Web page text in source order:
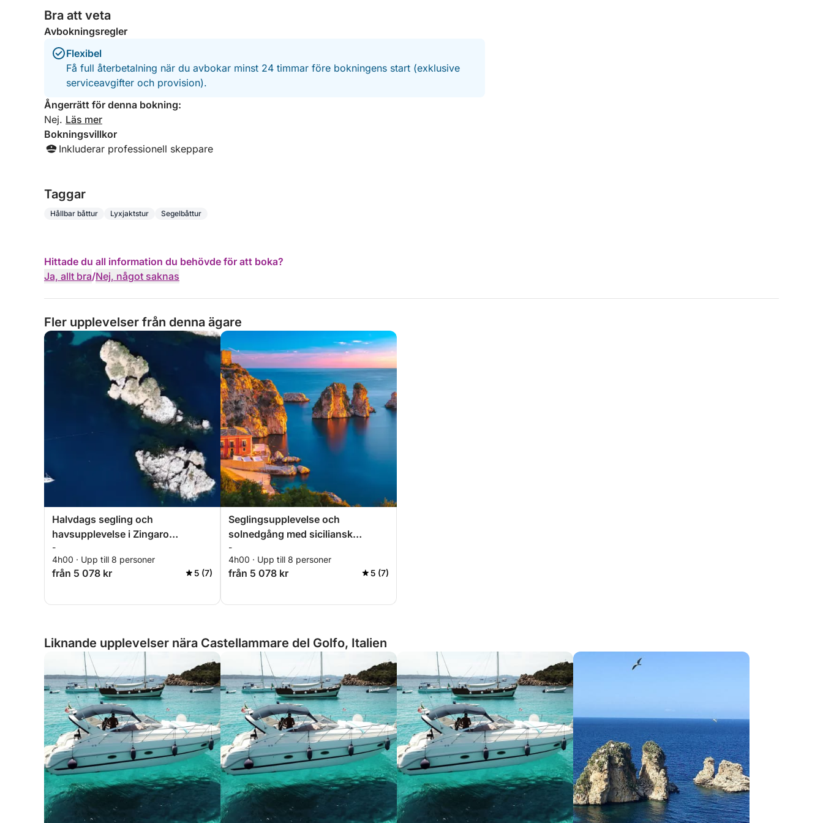
Bra att veta
Avbokningsregler
Flexibel
Få full återbetalning när du avbokar minst 24 timmar före bokningens start (exklusive
serviceavgifter och provision).
Ångerrätt för denna bokning:
Nej. Läs mer
Bokningsvillkor
Inkluderar professionell skeppare
Taggar
Hållbar båttur Lyxjaktstur Segelbåttur
Hittade du all information du behövde för att boka?
Ja, allt bra/Nej, något saknas
Fler upplevelser från denna ägare
Halvdags segling och
havsupplevelse i Zingaro
naturreservat
-
4h00 · Upp till 8 personer
från 5 078 kr 5 (7)
Seglingsupplevelse och
solnedgång med siciliansk
cannoli
-
4h00 · Upp till 8 personer
från 5 078 kr 5 (7)
Liknande upplevelser nära Castellammare del Golfo, Italien